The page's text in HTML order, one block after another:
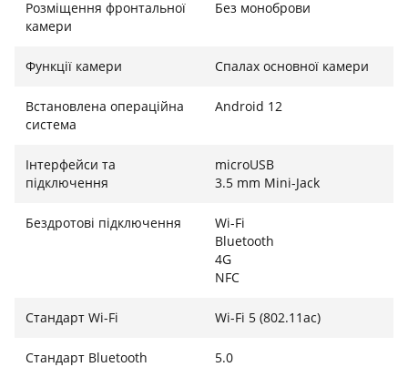
Розміщення фронтальної
камери
Без моноброви
Функції камери Спалах основної камери
Встановлена ​​операційна
система
Android 12
Інтерфейси та
підключення
microUSB
3.5 mm Mini-Jack
Бездротові підключення
Wi-Fi
Bluetooth
4G
NFC
Стандарт Wi-Fi Wi-Fi 5 (802.11ac)
Стандарт Bluetooth 5.0